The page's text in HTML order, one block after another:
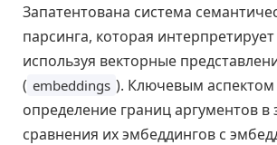
Запатентована система
парсинга, которая
используя векторные
( embeddings ). Ключевым аспектом
определение границ аргументов в
сравнения их эмбеддингов с